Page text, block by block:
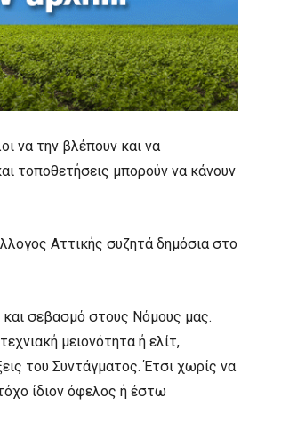
να την βλέπουν και να
τοποθετήσεις μπορούν να κάνουν
Αττικής συζητά δημόσια στο
σεβασμό στους Νόμους μας.
μειονότητα ή ελίτ,
του Συντάγματος. Έτσι χωρίς να
ίδιον όφελος ή έστω